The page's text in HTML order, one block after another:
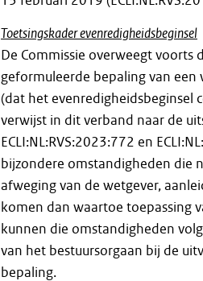
Toetsingskader evenredigheidsbeginsel
De Commissie overweegt voorts
geformuleerde bepaling van
(dat het evenredigheidsbeginsel
verwijst in dit verband naar de
ECLI:NL:RVS:2023:772 en
bijzondere omstandigheden die
afweging van de wetgever,
komen dan waartoe toepassing
kunnen die omstandigheden
van het bestuursorgaan bij de
bepaling.